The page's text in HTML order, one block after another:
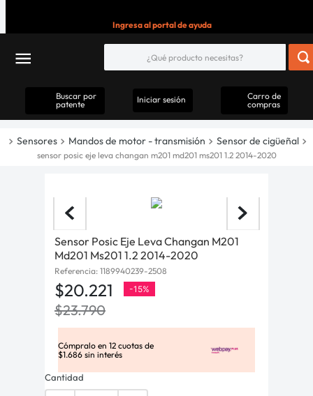
Ingresa al portal de ayuda
Buscar por
patente
Iniciar sesión
Carro de
compras
Sensores Mandos de motor - transmisión Sensor de cigüeñal
sensor posic eje leva changan m201 md201 ms201 1.2 2014-2020
Sensor Posic Eje Leva Changan M201
Md201 Ms201 1.2 2014-2020
Referencia: 1189940239-2508
$20.221 -15%
$23.790
Cómpralo en 12 cuotas de
$1.686 sin interés
Cantidad